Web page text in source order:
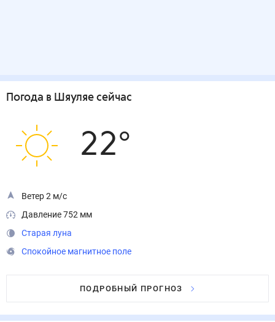
Погода в Шяуляе сейчас
22°
Ветер 2 м/с
Давление 752 мм
Старая луна
Спокойное магнитное поле
ПОДРОБНЫЙ ПРОГНОЗ